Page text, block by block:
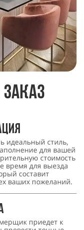
идеальный стиль,
для вашей
стоимость
время для выезда
составит
ваших пожеланий.
приедет к